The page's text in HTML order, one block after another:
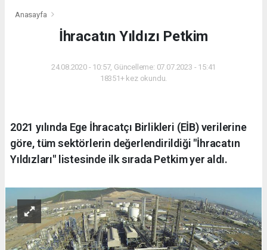
Anasayfa
İhracatın Yıldızı Petkim
24.08.2020 - 10:57, Güncelleme: 07.07.2023 - 15:41
18351+ kez okundu.
2021 yılında Ege İhracatçı Birlikleri (EİB) verilerine
göre, tüm sektörlerin değerlendirildiği "İhracatın
Yıldızları" listesinde ilk sırada Petkim yer aldı.